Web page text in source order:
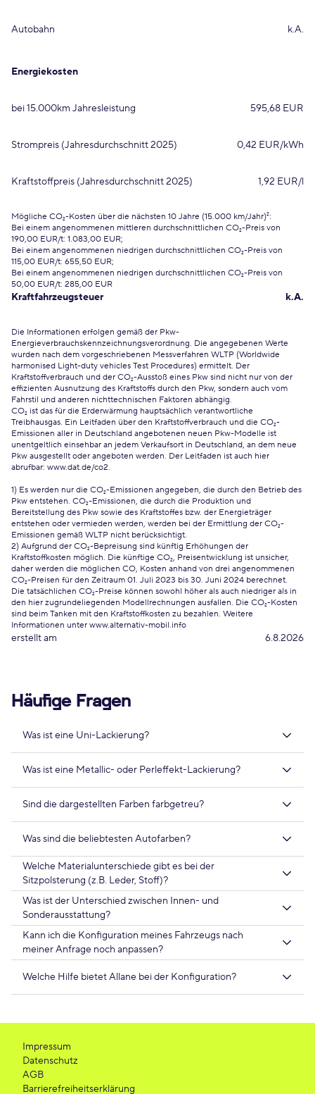
Autobahn k.A.
Energiekosten
bei 15.000km Jahresleistung 595,68 EUR
Strompreis (Jahresdurchschnitt 2025) 0,42 EUR/kWh
Kraftstoffpreis (Jahresdurchschnitt 2025) 1,92 EUR/l
Mögliche CO₂-Kosten über die nächsten 10 Jahre (15.000 km/Jahr)²:
Bei einem angenommenen mittleren durchschnittlichen CO₂-Preis von
190,00 EUR/t: 1.083,00 EUR;
Bei einem angenommenen niedrigen durchschnittlichen CO₂-Preis von
115,00 EUR/t: 655,50 EUR;
Bei einem angenommenen niedrigen durchschnittlichen CO₂-Preis von
50,00 EUR/t: 285,00 EUR
Kraftfahrzeugsteuer k.A.
Die Informationen erfolgen gemäß der Pkw-
Energieverbrauchskennzeichnungsverordnung. Die angegebenen Werte
wurden nach dem vorgeschriebenen Messverfahren WLTP (Worldwide
harmonised Light-duty vehicles Test Procedures) ermittelt. Der
Kraftstoffverbrauch und der CO₂-Ausstoß eines Pkw sind nicht nur von der
effizienten Ausnutzung des Kraftstoffs durch den Pkw, sondern auch vom
Fahrstil und anderen nichttechnischen Faktoren abhängig.
CO₂ ist das für die Erderwärmung hauptsächlich verantwortliche
Treibhausgas. Ein Leitfaden über den Kraftstoffverbrauch und die CO₂-
Emissionen aller in Deutschland angebotenen neuen Pkw-Modelle ist
unentgeltlich einsehbar an jedem Verkaufsort in Deutschland, an dem neue
Pkw ausgestellt oder angeboten werden. Der Leitfaden ist auch hier
abrufbar: www.dat.de/co2.
1) Es werden nur die CO₂-Emissionen angegeben, die durch den Betrieb des
Pkw entstehen. CO₂-Emissionen, die durch die Produktion und
Bereitstellung des Pkw sowie des Kraftstoffes bzw. der Energieträger
entstehen oder vermieden werden, werden bei der Ermittlung der CO₂-
Emissionen gemäß WLTP nicht berücksichtigt.
2) Aufgrund der CO₂-Bepreisung sind künftig Erhöhungen der
Kraftstoffkosten möglich. Die künftige CO₂, Preisentwicklung ist unsicher,
daher werden die möglichen CO, Kosten anhand von drei angenommenen
CO₂-Preisen für den Zeitraum 01. Juli 2023 bis 30. Juni 2024 berechnet.
Die tatsächlichen CO₂-Preise können sowohl höher als auch niedriger als in
den hier zugrundeliegenden Modellrechnungen ausfallen. Die CO₂-Kosten
sind beim Tanken mit den Kraftstoffkosten zu bezahlen. Weitere
Informationen unter www.alternativ-mobil.info
erstellt am 6.8.2026
Häufige Fragen
Was ist eine Uni-Lackierung?
Was ist eine Metallic- oder Perleffekt-Lackierung?
Sind die dargestellten Farben farbgetreu?
Was sind die beliebtesten Autofarben?
Welche Materialunterschiede gibt es bei der
Sitzpolsterung (z.B. Leder, Stoff)?
Was ist der Unterschied zwischen Innen- und
Sonderausstattung?
Kann ich die Konfiguration meines Fahrzeugs nach
meiner Anfrage noch anpassen?
Welche Hilfe bietet Allane bei der Konfiguration?
Impressum
Datenschutz
AGB
Barrierefreiheitserklärung